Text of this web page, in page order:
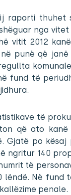
raporti
nga
vitit 2012
punë që
fund të
të
që ato
Gjatë po
ngritur 140
të
lëndë. Në fund
penale.